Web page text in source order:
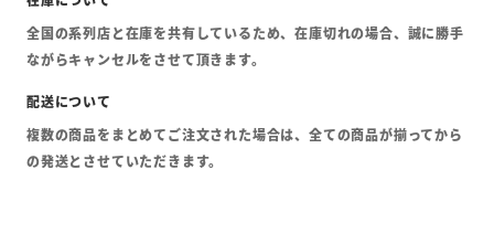
全国の系列店と在庫を共有しているため、在庫切れの場合、誠に勝手
ながらキャンセルをさせて頂きます。
複数の商品をまとめてご注文された場合は、全ての商品が揃ってから
の発送とさせていただきます。